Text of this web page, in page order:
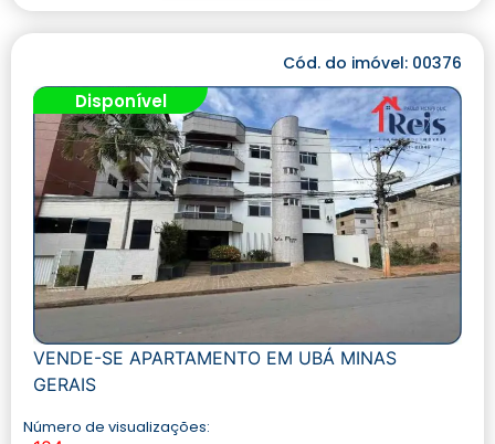
Cód. do imóvel: 00376
Disponível
VENDE-SE APARTAMENTO EM UBÁ MINAS
GERAIS
Número de visualizações: